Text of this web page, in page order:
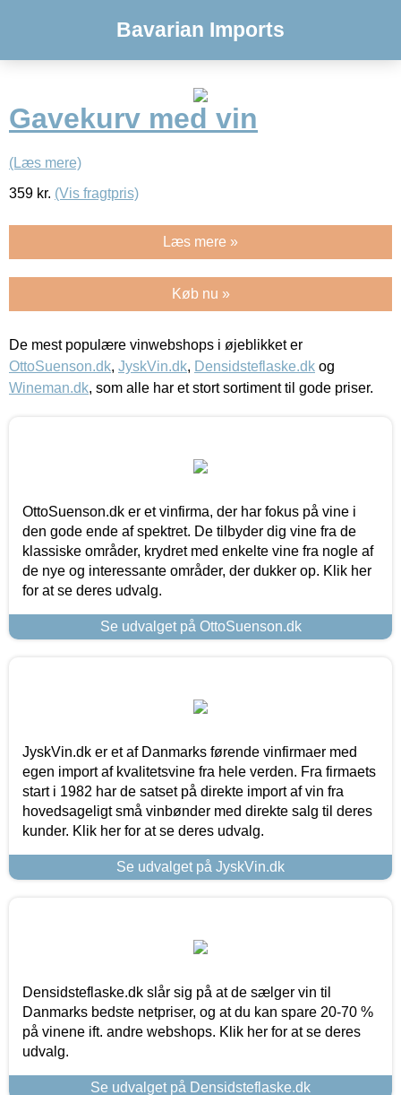
Bavarian Imports
Gavekurv med vin
(Læs mere)
359 kr. (Vis fragtpris)
Læs mere »
Køb nu »
De mest populære vinwebshops i øjeblikket er
OttoSuenson.dk, JyskVin.dk, Densidsteflaske.dk og
Wineman.dk, som alle har et stort sortiment til gode priser.
OttoSuenson.dk er et vinfirma, der har fokus på vine i
den gode ende af spektret. De tilbyder dig vine fra de
klassiske områder, krydret med enkelte vine fra nogle af
de nye og interessante områder, der dukker op. Klik her
for at se deres udvalg.
Se udvalget på OttoSuenson.dk
JyskVin.dk er et af Danmarks førende vinfirmaer med
egen import af kvalitetsvine fra hele verden. Fra firmaets
start i 1982 har de satset på direkte import af vin fra
hovedsageligt små vinbønder med direkte salg til deres
kunder. Klik her for at se deres udvalg.
Se udvalget på JyskVin.dk
Densidsteflaske.dk slår sig på at de sælger vin til
Danmarks bedste netpriser, og at du kan spare 20-70 %
på vinene ift. andre webshops. Klik her for at se deres
udvalg.
Se udvalget på Densidsteflaske.dk